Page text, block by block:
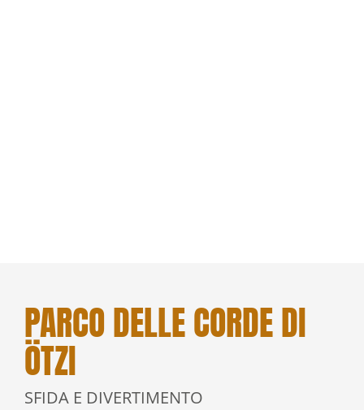
PARCO DELLE CORDE DI
ÖTZI
SFIDA E DIVERTIMENTO